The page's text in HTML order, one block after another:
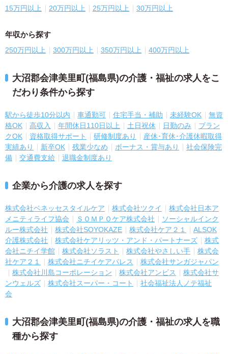
15万円以上 20万円以上 25万円以上 30万円以上
年収から探す
250万円以上 300万円以上 350万円以上 400万円以上
大沼郡会津美里町(福島県)の介護・福祉の求人をこ
だわり条件から探す
駅から徒歩10分以内 車通勤可 住宅手当・補助 未経験OK
無資
格OK
高収入 年間休日110日以上 土日祝休 日勤のみ
ブラン
クOK
資格取得サポート 研修制度あり
産休･育休･介護休暇取得
実績あり
新卒OK 残業少なめ ボーナス・賞与あり
社会保険完
備
交通費支給 退職金制度あり
企業から介護の求人を探す
株式会社ベネッセスタイルケア 株式会社ツクイ
株式会社日本ア
メニティライフ協会
ＳＯＭＰＯケア株式会社
ソーシャルインク
ルー株式会社
株式会社SOYOKAZE 株式会社ケア２１
ALSOK
介護株式会社
株式会社ケアリッツ・アンド・パートナーズ
株式
会社ニチイ学館
株式会社ソラスト 株式会社やさしい手
株式会
社ケア２１
株式会社ニチイケアパレス
株式会社サンガジャパン
株式会社川島コーポレーション
株式会社アンビス
株式会社サ
ンウェルズ
株式会社スーパー・コート
社会福祉法人ノテ福祉
会
大沼郡会津美里町(福島県)の介護・福祉の求人を職
種から探す